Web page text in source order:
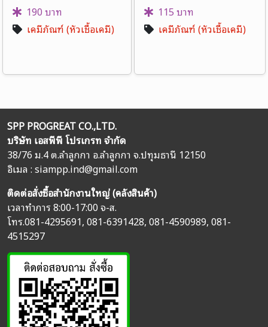
190 บาท
เคมีภัณฑ์ (หัวเชื้อเคมี)
115 บาท
เคมีภัณฑ์ (หัวเชื้อเคมี)
SPP PROGREAT CO.,LTD.
บริษัท เอสพีพี โปรเกรท จำกัด
38/76 ม.4 ต.ลำลูกกา อ.ลำลูกกา จ.ปทุมธานี 12150
อิเมล :siampp.ind@gmail.com
ติดต่อสั่งซื้อสำนักงานใหญ่ (คลังสินค้า)
เวลาทำการ 8:00-17:00 จ-ส.
โทร.081-4295691,081-6391428,081-4590989,081-
4515297